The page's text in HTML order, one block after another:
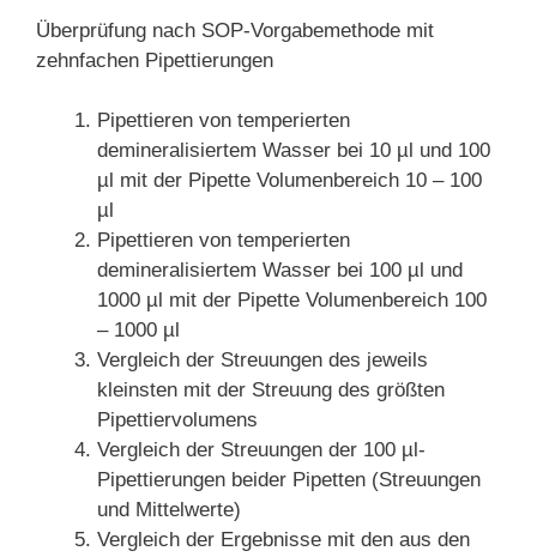
Überprüfung nach SOP-Vorgabemethode mit
zehnfachen Pipettierungen
Pipettieren von temperierten
demineralisiertem Wasser bei 10 µl und 100
µl mit der Pipette Volumenbereich 10 – 100
µl
Pipettieren von temperierten
demineralisiertem Wasser bei 100 µl und
1000 µl mit der Pipette Volumenbereich 100
– 1000 µl
Vergleich der Streuungen des jeweils
kleinsten mit der Streuung des größten
Pipettiervolumens
Vergleich der Streuungen der 100 µl-
Pipettierungen beider Pipetten (Streuungen
und Mittelwerte)
Vergleich der Ergebnisse mit den aus den